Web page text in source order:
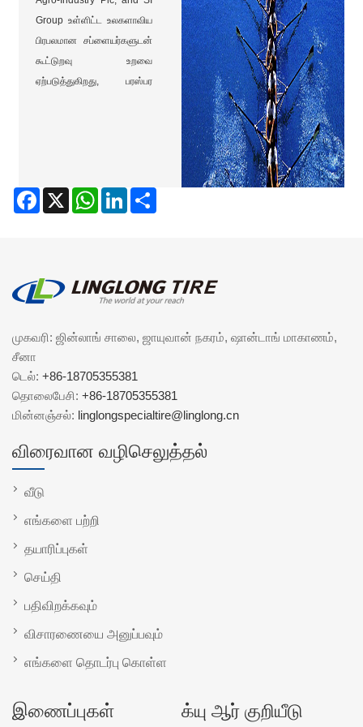
ஆண்டுகளாக, Linglong
அதன் தயாரிப்பு நற்பெயரை
அதிகரிக்கவும் சர்வதேச
பிராண்ட் இமேஜை
உருவாக்கவும் SEMA நிகழ்ச்சி
மற்றும் ஆட்டோமெக்கானிகா
துபாய் போன்றவற்றில்
பங்கேற்று வருகிறது. அதன்
பிராண்ட் மதிப்பு 2022 இல்
Group உள்ளிட்ட உலகளாவிய
பிரபலமான சப்ளையர்களுடன்
கூட்டுறவு உறவை
ஏற்படுத்துகிறது, பரஸ்பர
Facebook
X WhatsApp
LinkedIn
முகவரி: ஜின்லாங் சாலை, ஜாயுவான் நகரம், ஷான்டாங் மாகாணம்,
சீனா
டெல்: +86-18705355381
தொலைபேசி: +86-18705355381
மின்னஞ்சல்: linglongspecialtire@linglong.cn
விரைவான வழிசெலுத்தல்
வீடு
எங்களை பற்றி
தயாரிப்புகள்
செய்தி
பதிவிறக்கவும்
விசாரணையை அனுப்பவும்
எங்களை தொடர்பு கொள்ள
இணைப்புகள் க்யு ஆர் குறியீடு